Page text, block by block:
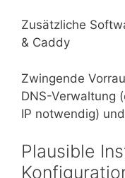
Zusätzliche
& Caddy
Zwingende
DNS-Verwaltung
IP notwendig)
Plausible